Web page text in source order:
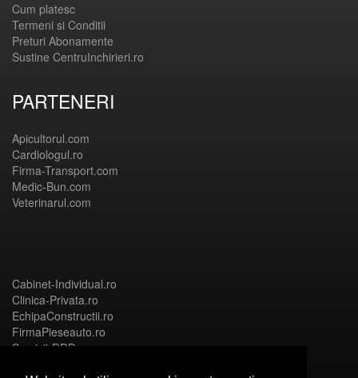
Cum platesc
Termeni si Conditii
Preturi Abonamente
Sustine CentruInchirieri.ro
PARTENERI
Apicultorul.com
Cardiologul.ro
Firma-Transport.com
Medic-Bun.com
Veterinarul.com
Cabinet-Individual.ro
Clinica-Privata.ro
EchipaConstructii.ro
FirmaPieseauto.ro
Servicii-DDD.com